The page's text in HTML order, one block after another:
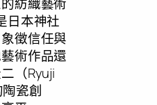
日本神社
徵信任與
術作品還
（Ryuji
瓷創